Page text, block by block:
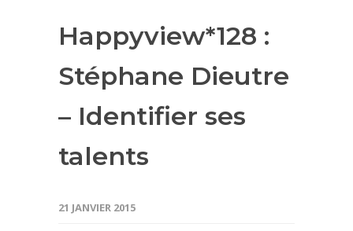
Happyview*128 :
Stéphane Dieutre
– Identifier ses
talents
21 JANVIER 2015